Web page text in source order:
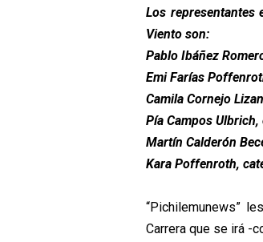
Los representantes
Viento son:
Pablo Ibáñez
Emi Farías
Camila Cornejo
Pía Campos
Martín Calderón
Kara Poffenroth,
“Pichilemunews”
Carrera que se irá -